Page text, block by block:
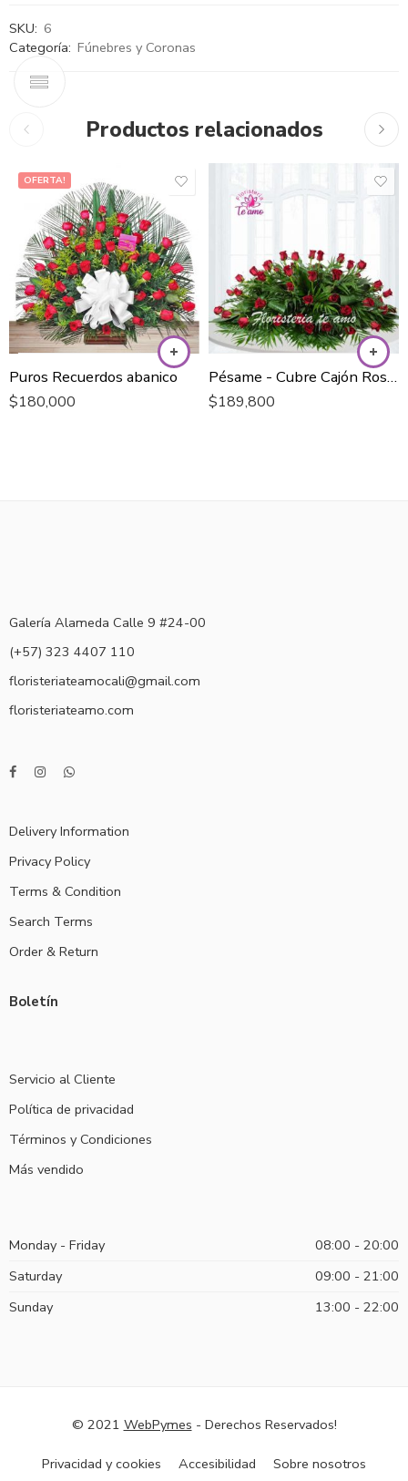
SKU: 6
Categoría: Fúnebres y Coronas
Productos relacionados
OFERTA!
Puros Recuerdos abanico
$180,000
Pésame - Cubre Cajón Rosas Rojas
$189,800
Galería Alameda Calle 9 #24-00
(+57) 323 4407 110
floristeriateamocali@gmail.com
floristeriateamo.com
Delivery Information
Privacy Policy
Terms & Condition
Search Terms
Order & Return
Boletín
Servicio al Cliente
Política de privacidad
Términos y Condiciones
Más vendido
Monday - Friday
08:00 - 20:00
Saturday
09:00 - 21:00
Sunday
13:00 - 22:00
© 2021 WebPymes - Derechos Reservados!
Privacidad y cookies Accesibilidad Sobre nosotros